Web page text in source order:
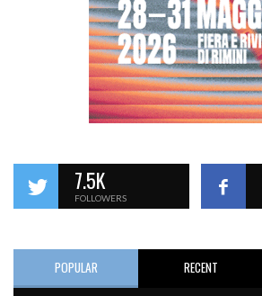
7.5K
FOLLOWERS
POPULAR RECENT